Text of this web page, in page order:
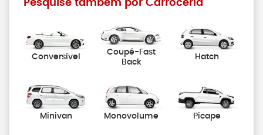
Pesquise também por Carroceria
Conversível
Coupé-Fast
Back
Hatch
Minivan Monovolume Picape